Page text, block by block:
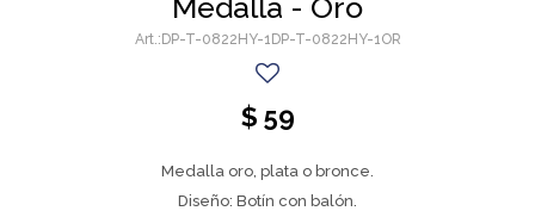
Medalla - Oro
DP-T-0822HY-1DP-T-0822HY-1OR
$ 59
Medalla oro, plata o bronce.
Diseño: Botín con balón.